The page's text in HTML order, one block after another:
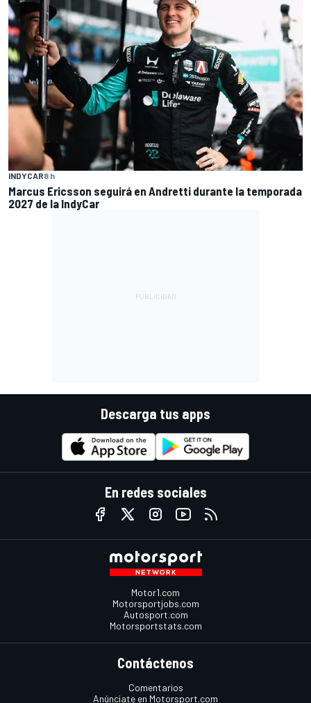
INDYCAR8 h
Marcus Ericsson seguirá en Andretti durante la temporada
2027 de la IndyCar
Descarga tus apps
En redes sociales
Motor1.com
Motorsportjobs.com
Autosport.com
Motorsportstats.com
Contáctenos
Comentarios
Anúnciate en Motorsport.com